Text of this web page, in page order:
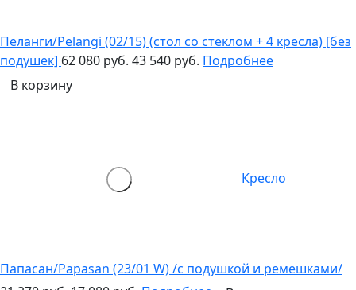
Пеланги/Pelangi (02/15) (стол со стеклом + 4 кресла) [без
подушек] 62 080 руб. 43 540 руб. Подробнее
В корзину
Кресло
Папасан/Papasan (23/01 W) /с подушкой и ремешками/